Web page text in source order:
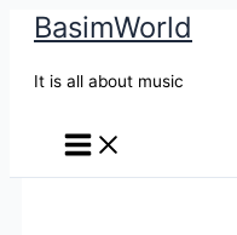
BasimWorld
It is all about music